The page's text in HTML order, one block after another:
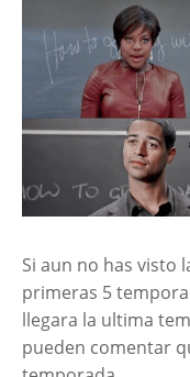
Si aun no has visto
primeras 5
llegara la ultima
pueden comentar